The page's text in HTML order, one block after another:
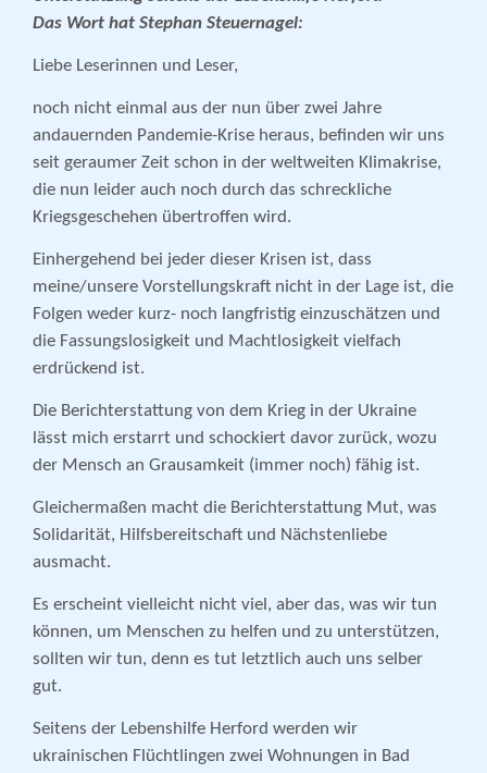
Das Wort hat Stephan Steuernagel:
Liebe Leserinnen und Leser,
noch nicht einmal aus der nun über zwei Jahre
andauernden Pandemie-Krise heraus, befinden wir uns
seit geraumer Zeit schon in der weltweiten Klimakrise,
die nun leider auch noch durch das schreckliche
Kriegsgeschehen übertroffen wird.
Einhergehend bei jeder dieser Krisen ist, dass
meine/unsere Vorstellungskraft nicht in der Lage ist, die
Folgen weder kurz- noch langfristig einzuschätzen und
die Fassungslosigkeit und Machtlosigkeit vielfach
erdrückend ist.
Die Berichterstattung von dem Krieg in der Ukraine
lässt mich erstarrt und schockiert davor zurück, wozu
der Mensch an Grausamkeit (immer noch) fähig ist.
Gleichermaßen macht die Berichterstattung Mut, was
Solidarität, Hilfsbereitschaft und Nächstenliebe
ausmacht.
Es erscheint vielleicht nicht viel, aber das, was wir tun
können, um Menschen zu helfen und zu unterstützen,
sollten wir tun, denn es tut letztlich auch uns selber
gut.
Seitens der Lebenshilfe Herford werden wir
ukrainischen Flüchtlingen zwei Wohnungen in Bad